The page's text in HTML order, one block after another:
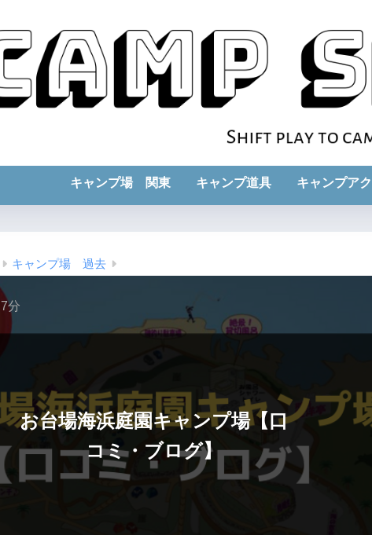
キャンプ場 関東 キャンプ道具 キャンプア
キャンプ場 過去
お台場海浜庭園キャンプ場【口
コミ・ブログ】
7分